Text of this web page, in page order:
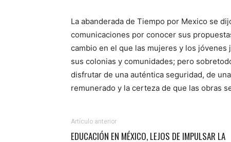
La abanderada de Tiempo por Mexico se
comunicaciones por conocer sus
cambio en el que las mujeres y los
sus colonias y comunidades; pero
disfrutar de una auténtica seguridad, de
remunerado y la certeza de que las obras
Artículo anterior
EDUCACIÓN EN MÉXICO, LEJOS DE IMPULSAR LA